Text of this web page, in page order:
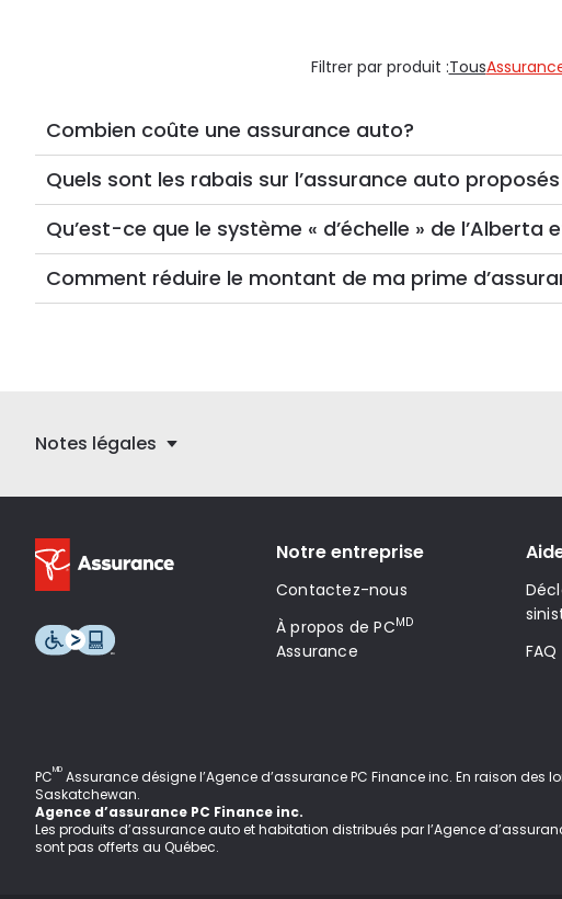
Filtrer par produit :Tous
Combien coûte une assurance auto?
Quels sont les rabais sur l’assurance auto proposés
Qu’est-ce que le système « d’échelle » de
Comment réduire le montant de ma prime
Notes légales
Notre entreprise
Contactez-nous
À propos de PCMD
Assurance
FAQ
PCMD Assurance désigne l’Agence d’assurance PC Finance inc. En raison des
Saskatchewan.
Agence d’assurance PC Finance inc.
Les produits d’assurance auto et habitation distribués par l’Agence
sont pas offerts au Québec.